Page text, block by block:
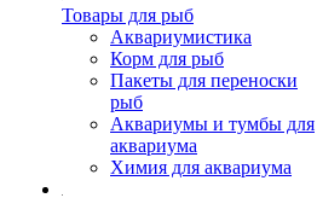
Товары для рыб
Аквариумистика
Корм для рыб
Пакеты для переноски
рыб
Аквариумы и тумбы для
аквариума
Химия для аквариума